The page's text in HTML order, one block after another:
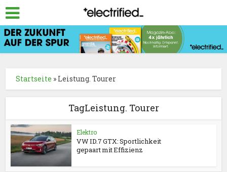
Startseite » Leistung. Tourer
TagLeistung. Tourer
Elektro
VW ID.7 GTX: Sportlichkeit
gepaart mit Effizienz